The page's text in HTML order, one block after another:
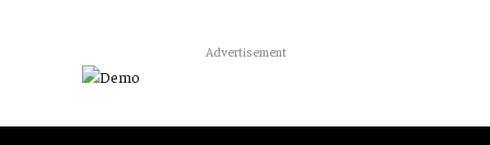
Advertisement